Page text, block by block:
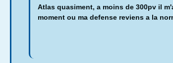
Atlas quasiment, a moins de 300pv il
moment ou ma defense reviens a la